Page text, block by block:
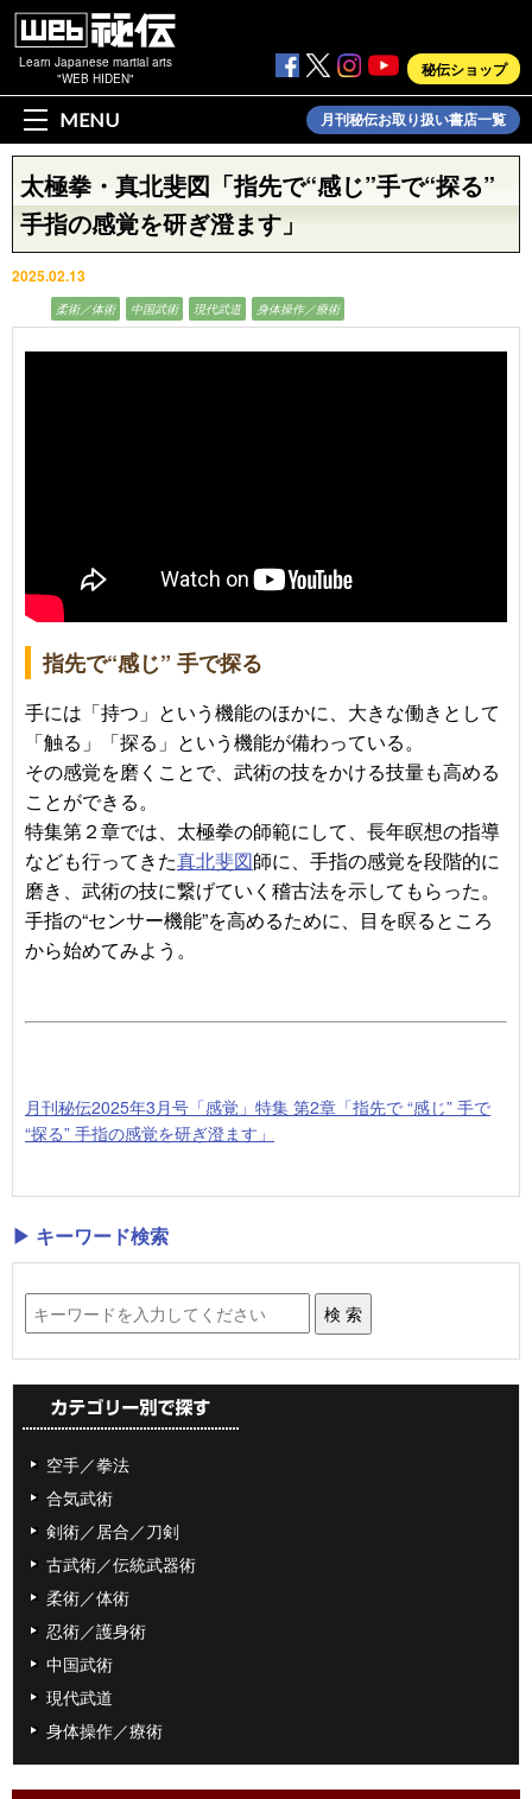
Learn Japanese martial arts
"WEB HIDEN"
秘伝ショップ
MENU 月刊秘伝お取り扱い書店一覧
太極拳・真北斐図「指先で“感じ”手で“探る”
手指の感覚を研ぎ澄ます」
2025.02.13
柔術／体術 中国武術 現代武道 身体操作／療術
指先で“感じ” 手で探る
手には「持つ」という機能のほかに、大きな働きとして
「触る」「探る」という機能が備わっている。
その感覚を磨くことで、武術の技をかける技量も高める
ことができる。
特集第２章では、太極拳の師範にして、長年瞑想の指導
なども行ってきた真北斐図師に、手指の感覚を段階的に
磨き、武術の技に繋げていく稽古法を示してもらった。
手指の“センサー機能”を高めるために、目を瞑るところ
から始めてみよう。
月刊秘伝2025年3月号「感覚」特集 第2章「指先で “感じ” 手で
“探る” 手指の感覚を研ぎ澄ます」
▶ キーワード検索
空手／拳法
合気武術
剣術／居合／刀剣
古武術／伝統武器術
柔術／体術
忍術／護身術
中国武術
現代武道
身体操作／療術